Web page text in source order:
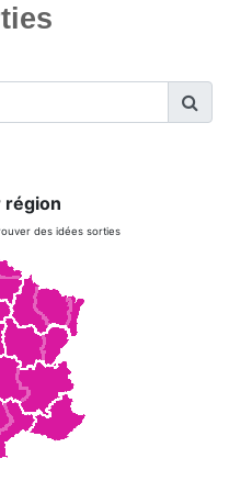
région
des idées sorties